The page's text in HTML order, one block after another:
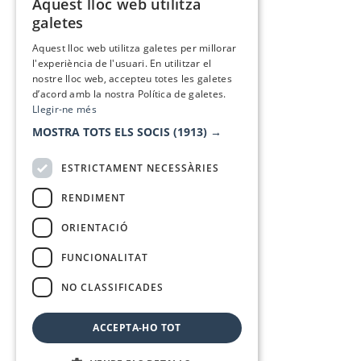
Aquest lloc web utilitza
galetes
Aquest lloc web utilitza galetes per millorar
l'experiència de l'usuari. En utilitzar el
nostre lloc web, accepteu totes les galetes
d’acord amb la nostra Política de galetes.
Llegir-ne més
MOSTRA TOTS ELS SOCIS (1913) →
ESTRICTAMENT NECESSÀRIES
RENDIMENT
ORIENTACIÓ
FUNCIONALITAT
NO CLASSIFICADES
ACCEPTA-HO TOT